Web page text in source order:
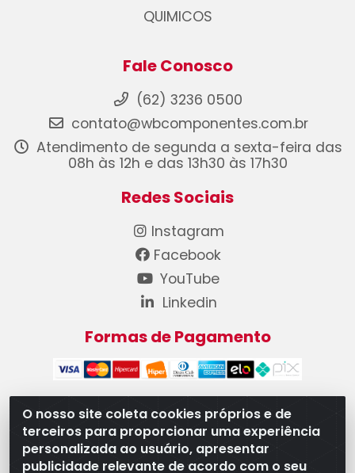
O nosso site coleta cookies próprios e de
terceiros para proporcionar uma experiência
personalizada ao usuário, apresentar
publicidade relevante de acordo com o seu
QUIMICOS
Fale Conosco
(62) 3236 0500
contato@wbcomponentes.com.br
Atendimento de segunda a sexta-feira das
08h às 12h e das 13h30 às 17h30
Redes Sociais
Instagram
Facebook
YouTube
Linkedin
Formas de Pagamento
WB Componentes Automotivos LTDA - CNPJ
08.528.393/0001-12 - Rua do Níquel, 667 - Parque
Oeste Industrial, Goiânia/GO - CEP 74375-660